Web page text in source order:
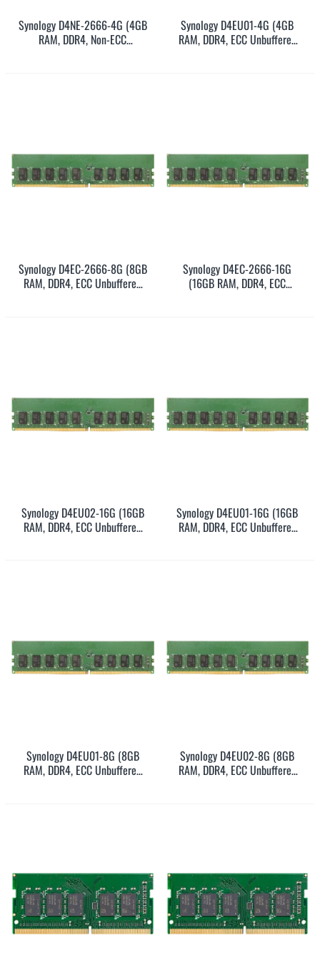
Synology D4NE-2666-4G (4GB
RAM, DDR4, Non-ECC
Synology D4EU01-4G (4GB
RAM, DDR4, ECC Unbuffered
Synology D4EC-2666-8G (8GB
RAM, DDR4, ECC Unbuffered
Synology D4EC-2666-16G
(16GB RAM, DDR4, ECC
Synology D4EU02-16G (16GB
RAM, DDR4, ECC Unbuffered
Synology D4EU01-16G (16GB
RAM, DDR4, ECC Unbuffered
Synology D4EU01-8G (8GB
RAM, DDR4, ECC Unbuffered
Synology D4EU02-8G (8GB
RAM, DDR4, ECC Unbuffered